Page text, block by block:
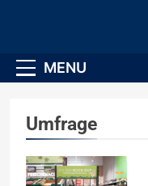
MENU
Umfrage